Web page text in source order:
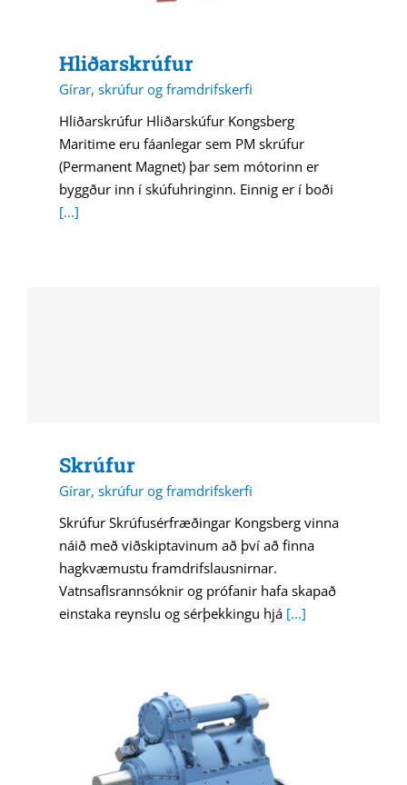
Hliðarskrúfur
Gírar, skrúfur og framdrifskerfi
Hliðarskrúfur Hliðarskúfur Kongsberg
Maritime eru fáanlegar sem PM skrúfur
(Permanent Magnet) þar sem mótorinn er
byggður inn í skúfuhringinn. Einnig er í boði
[...]
Skrúfur
Gírar, skrúfur og framdrifskerfi
Skrúfur Skrúfusérfræðingar Kongsberg vinna
náið með viðskiptavinum að því að finna
hagkvæmustu framdrifslausnirnar.
Vatnsaflsrannsóknir og prófanir hafa skapað
einstaka reynslu og sérþekkingu hjá [...]